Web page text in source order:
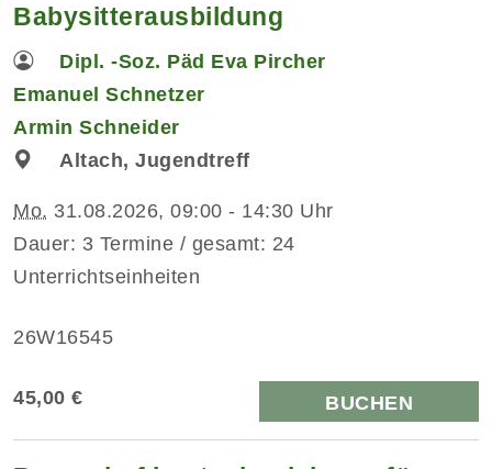
Babysitterausbildung
Dipl. -Soz. Päd Eva Pircher
Emanuel Schnetzer
Armin Schneider
Altach, Jugendtreff
Mo. 31.08.2026, 09:00 - 14:30 Uhr
Dauer: 3 Termine / gesamt: 24
Unterrichtseinheiten
26W16545
45,00 € BUCHEN